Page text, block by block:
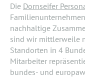
Die Dornseifer
nachhaltige
sind wir mittlerweile
Standorten in 4
Mitarbeiter
bundes- und